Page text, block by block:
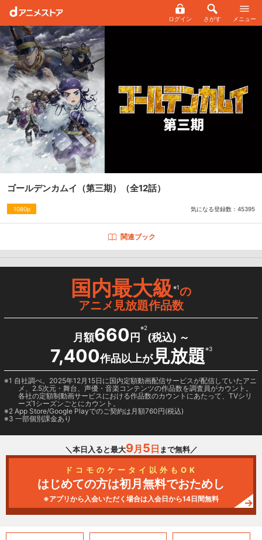
ログイン さがす メニュー
ゴールデンカムイ（第三期） （全12話）
1080p 気になる登録数： 45395
関連ブック
国内最大級※1の
アニメ見放題作品数
月額660 円
※2
(税込) ～
7,400作品以上が見放題※3
1 自社調べ。2025年12月15日に国内定額動画配信サービスが配信していたアニ
メ、2.5次元・舞台、声優・音楽コンテンツの作品数を調査員がカウント。
各社の定額制動画サービスにおける作品数のカウントにあたって、TVシリ
ーズ1シーズンごとにカウント。
2 App Store/Google Playでのご契約は月額760円(税込)
3 一部個別課金あり
＼本日入ると最大9月 5 日 まで無料／
ドコモのケータイ以外もOK
はじめての方は初月無料でおためし
※アプリから入会いただく場合は入会日から14日間無料